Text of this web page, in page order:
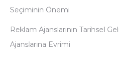
Seçiminin Önemi
Reklam Ajanslarının Tarihsel
Ajanslarına Evrimi